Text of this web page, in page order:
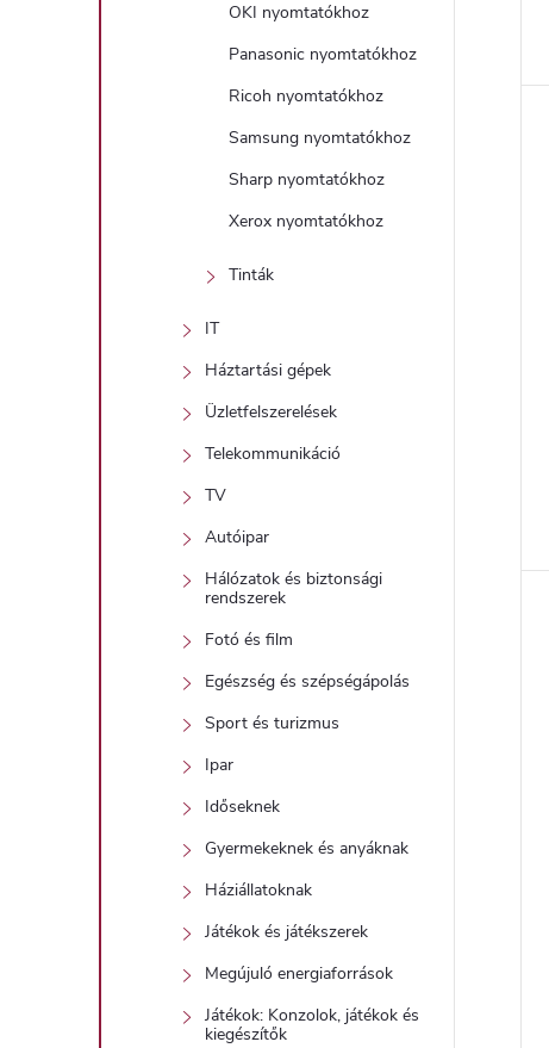
OKI nyomtatókhoz
Panasonic nyomtatókhoz
Ricoh nyomtatókhoz
Samsung nyomtatókhoz
Sharp nyomtatókhoz
Xerox nyomtatókhoz
Tinták
IT
Háztartási gépek
Üzletfelszerelések
Telekommunikáció
TV
Autóipar
Hálózatok és biztonsági
rendszerek
Fotó és film
Egészség és szépségápolás
Sport és turizmus
Ipar
Időseknek
Gyermekeknek és anyáknak
Háziállatoknak
Játékok és játékszerek
Megújuló energiaforrások
Játékok: Konzolok, játékok és
kiegészítők